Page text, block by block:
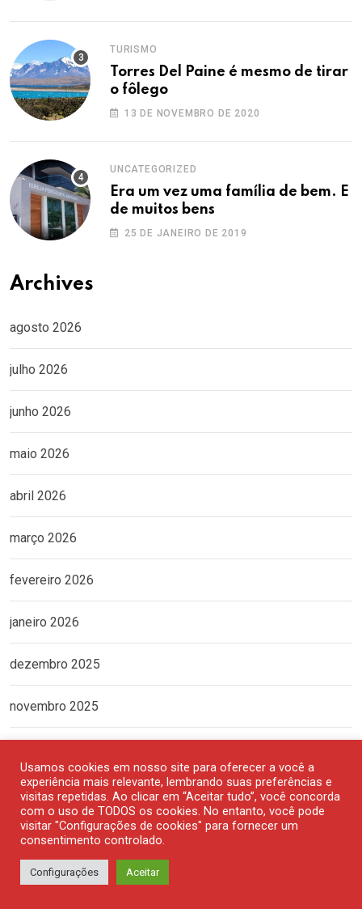
TURISMO
Torres Del Paine é mesmo de tirar
o fôlego
13 DE NOVEMBRO DE 2020
UNCATEGORIZED
Era um vez uma família de bem. E
de muitos bens
25 DE JANEIRO DE 2019
Archives
agosto 2026
julho 2026
junho 2026
maio 2026
abril 2026
março 2026
fevereiro 2026
janeiro 2026
dezembro 2025
novembro 2025
setembro 2025
agosto 2025
julho 2025
Usamos cookies em nosso site para oferecer a você a
experiência mais relevante, lembrando suas preferências e
visitas repetidas. Ao clicar em “Aceitar tudo”, você concorda
com o uso de TODOS os cookies. No entanto, você pode
visitar "Configurações de cookies" para fornecer um
consentimento controlado.
Configurações Aceitar